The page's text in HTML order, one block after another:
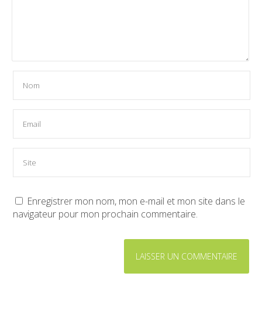
Enregistrer mon nom, mon e-mail et mon site dans le
navigateur pour mon prochain commentaire.